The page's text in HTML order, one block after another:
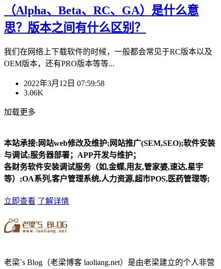
（Alpha、Beta、RC、GA）是什么意
思？版本之间有什么区别？
我们在网络上下载软件的时候，一般都会常见于RC版本以及
OEM版本，还有PRO版本等等...
2022年3月12日 07:59:58
3.06K
加载更多
本站承接:网站web修改及维护;网站推广(SEM,SEO);软件安装
与调试;服务器部署；APP开发与维护；
各财务软件安装调试服务（如,金蝶,用友,管家婆,速达,星宇
等）;OA系列,客户管理系统,人力资源,超市POS,医药管理等;
立即查看 了解详情
老梁`s Blog（老梁博客 laoliang.net）是由老梁建立的个人非营